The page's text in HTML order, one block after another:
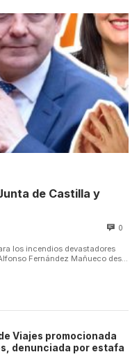
de Castilla y
0
los incendios devastadores
Fernández Mañueco des...
Viajes promocionada
denunciada por estafa